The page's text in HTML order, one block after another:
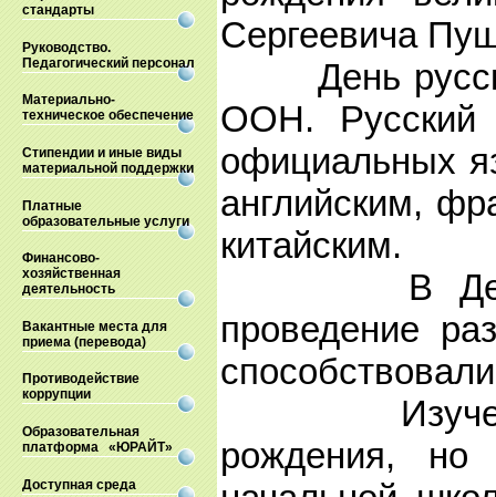
стандарты
Руководство.
Педагогический персонал
Материально-
техническое обеспечение
Стипендии и иные виды
материальной поддержки
Платные
образовательные услуги
Финансово-
хозяйственная
деятельность
Вакантные места для
приема (перевода)
Противодействие
коррупции
Образовательная
платформа «ЮРАЙТ»
Доступная среда
Сергеевича
День
ООН. Русский
официальных
английским,
китайским.
В День
проведение
рождения, но